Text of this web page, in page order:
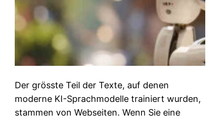
Der grösste Teil der Texte, auf denen
moderne KI-Sprachmodelle trainiert wurden,
stammen von Webseiten. Wenn Sie eine